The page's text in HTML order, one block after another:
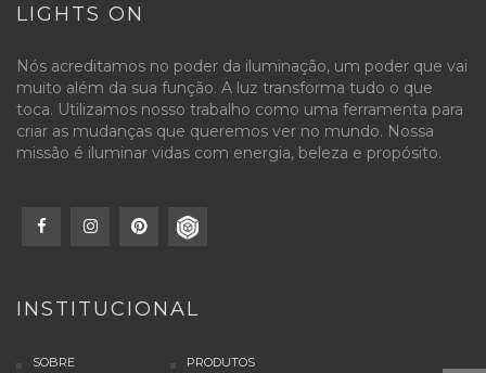
LIGHTS ON
Nós acreditamos no poder da iluminação, um poder que vai
muito além da sua função. A luz transforma tudo o que
toca. Utilizamos nosso trabalho como uma ferramenta para
criar as mudanças que queremos ver no mundo. Nossa
missão é iluminar vidas com energia, beleza e propósito.
INSTITUCIONAL
SOBRE PRODUTOS